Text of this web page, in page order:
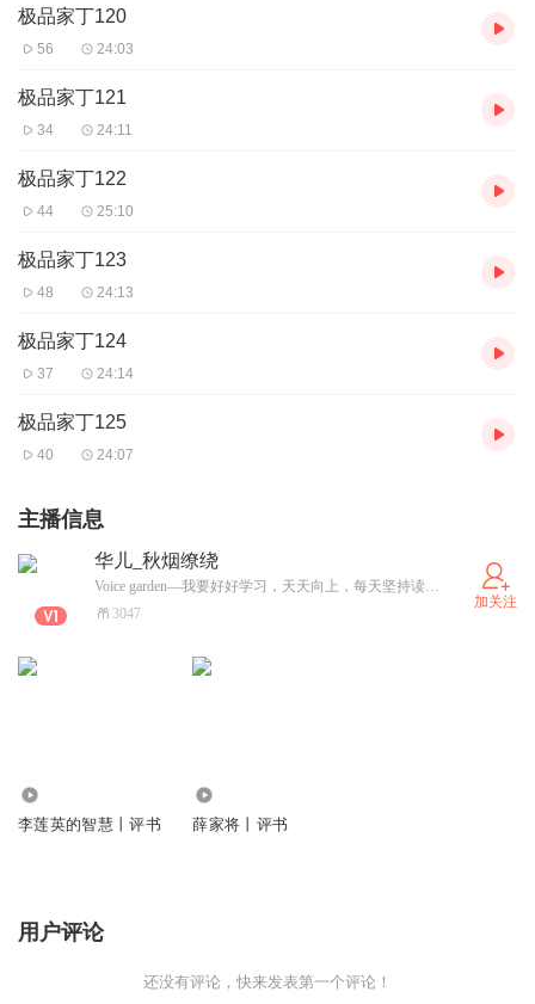
极品家丁120
56 24:03
极品家丁121
34 24:11
极品家丁122
44 25:10
极品家丁123
48 24:13
极品家丁124
37 24:14
极品家丁125
40 24:07
主播信息
华儿_秋烟缭绕
Voice garden—我要好好学习，天天向上，每天坚持读一段New Concept English；-）
3047
加关注
李莲英的智慧丨评书 薛家将丨评书
用户评论
还没有评论，快来发表第一个评论！